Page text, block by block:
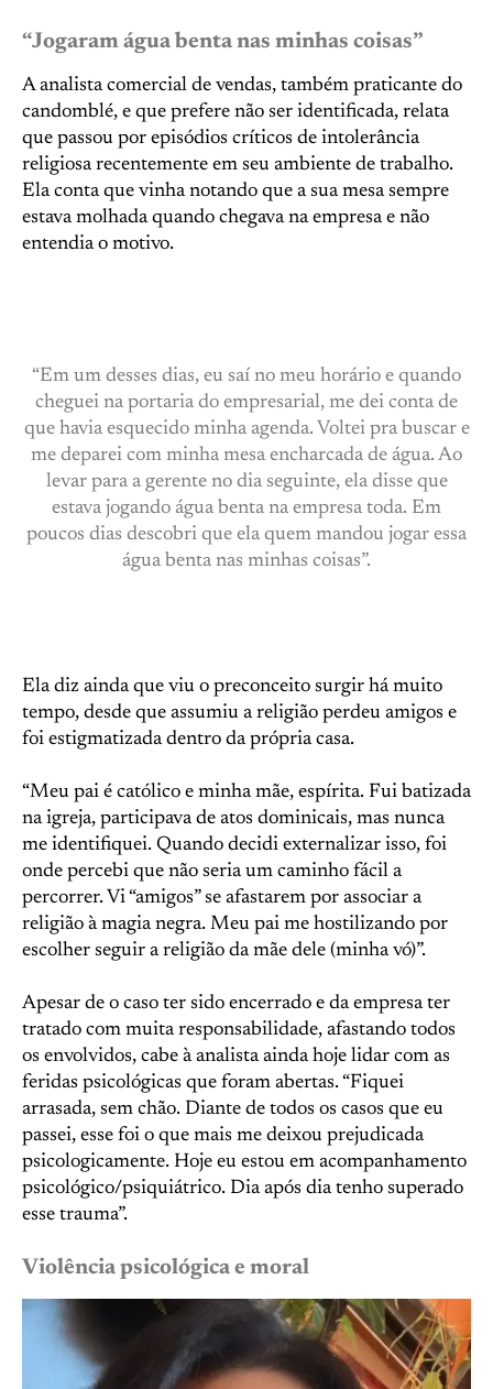
“Jogaram água benta nas minhas coisas”
A analista comercial de vendas, também praticante do
candomblé, e que prefere não ser identificada, relata
que passou por episódios críticos de intolerância
religiosa recentemente em seu ambiente de trabalho.
Ela conta que vinha notando que a sua mesa sempre
estava molhada quando chegava na empresa e não
entendia o motivo.
“Em um desses dias, eu saí no meu horário e quando
cheguei na portaria do empresarial, me dei conta de
que havia esquecido minha agenda. Voltei pra buscar e
me deparei com minha mesa encharcada de água. Ao
levar para a gerente no dia seguinte, ela disse que
estava jogando água benta na empresa toda. Em
poucos dias descobri que ela quem mandou jogar essa
água benta nas minhas coisas”.
Ela diz ainda que viu o preconceito surgir há muito
tempo, desde que assumiu a religião perdeu amigos e
foi estigmatizada dentro da própria casa.
“Meu pai é católico e minha mãe, espírita. Fui batizada
na igreja, participava de atos dominicais, mas nunca
me identifiquei. Quando decidi externalizar isso, foi
onde percebi que não seria um caminho fácil a
percorrer. Vi “amigos” se afastarem por associar a
religião à magia negra. Meu pai me hostilizando por
escolher seguir a religião da mãe dele (minha vó)”.
Apesar de o caso ter sido encerrado e da empresa ter
tratado com muita responsabilidade, afastando todos
os envolvidos, cabe à analista ainda hoje lidar com as
feridas psicológicas que foram abertas. “Fiquei
arrasada, sem chão. Diante de todos os casos que eu
passei, esse foi o que mais me deixou prejudicada
psicologicamente. Hoje eu estou em acompanhamento
psicológico/psiquiátrico. Dia após dia tenho superado
esse trauma”.
Violência psicológica e moral